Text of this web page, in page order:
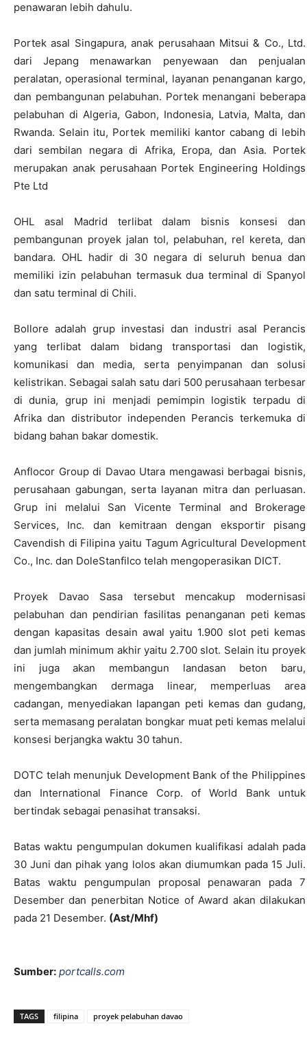
penawaran lebih dahulu.
Portek asal Singapura, anak perusahaan Mitsui & Co., Ltd.
dari Jepang menawarkan penyewaan dan penjualan
peralatan, operasional terminal, layanan penanganan kargo,
dan pembangunan pelabuhan. Portek menangani beberapa
pelabuhan di Algeria, Gabon, Indonesia, Latvia, Malta, dan
Rwanda. Selain itu, Portek memiliki kantor cabang di lebih
dari sembilan negara di Afrika, Eropa, dan Asia. Portek
merupakan anak perusahaan Portek Engineering Holdings
Pte Ltd
OHL asal Madrid terlibat dalam bisnis konsesi dan
pembangunan proyek jalan tol, pelabuhan, rel kereta, dan
bandara. OHL hadir di 30 negara di seluruh benua dan
memiliki izin pelabuhan termasuk dua terminal di Spanyol
dan satu terminal di Chili.
Bollore adalah grup investasi dan industri asal Perancis
yang terlibat dalam bidang transportasi dan logistik,
komunikasi dan media, serta penyimpanan dan solusi
kelistrikan. Sebagai salah satu dari 500 perusahaan terbesar
di dunia, grup ini menjadi pemimpin logistik terpadu di
Afrika dan distributor independen Perancis terkemuka di
bidang bahan bakar domestik.
Anflocor Group di Davao Utara mengawasi berbagai bisnis,
perusahaan gabungan, serta layanan mitra dan perluasan.
Grup ini melalui San Vicente Terminal and Brokerage
Services, Inc. dan kemitraan dengan eksportir pisang
Cavendish di Filipina yaitu Tagum Agricultural Development
Co., Inc. dan DoleStanfilco telah mengoperasikan DICT.
Proyek Davao Sasa tersebut mencakup modernisasi
pelabuhan dan pendirian fasilitas penanganan peti kemas
dengan kapasitas desain awal yaitu 1.900 slot peti kemas
dan jumlah minimum akhir yaitu 2.700 slot. Selain itu proyek
ini juga akan membangun landasan beton baru,
mengembangkan dermaga linear, memperluas area
cadangan, menyediakan lapangan peti kemas dan gudang,
serta memasang peralatan bongkar muat peti kemas melalui
konsesi berjangka waktu 30 tahun.
DOTC telah menunjuk Development Bank of the Philippines
dan International Finance Corp. of World Bank untuk
bertindak sebagai penasihat transaksi.
Batas waktu pengumpulan dokumen kualifikasi adalah pada
30 Juni dan pihak yang lolos akan diumumkan pada 15 Juli.
Batas waktu pengumpulan proposal penawaran pada 7
Desember dan penerbitan Notice of Award akan dilakukan
pada 21 Desember. (Ast/Mhf)
Sumber: portcalls.com
TAGS filipina proyek pelabuhan davao